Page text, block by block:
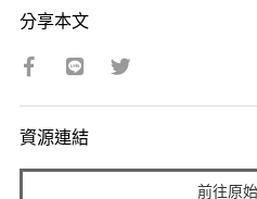
分享本文
資源連結
前往原